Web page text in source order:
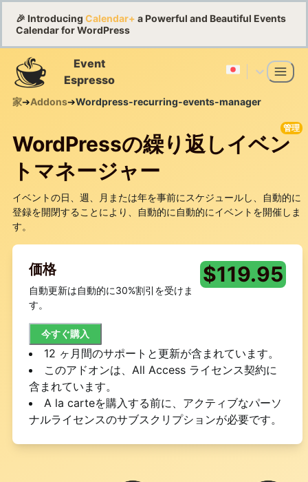
🎉 Introducing Calendar+ a Powerful and Beautiful Events
Calendar for WordPress
Event
Espresso
家➔Addons➔Wordpress-recurring-events-manager
WordPressの繰り返しイベン
トマネージャー
管理
イベントの日、週、月または年を事前にスケジュールし、自動的に
登録を開閉することにより、自動的に自動的にイベントを開催しま
す。
価格
自動更新は自動的に30%割引を受けま
す。
今すぐ購入
$119.95
12 ヶ月間のサポートと更新が含まれています。
このアドオンは、All Access ライセンス契約に
含まれています。
A la carteを購入する前に、アクティブなパーソ
ナルライセンスのサブスクリプションが必要です。